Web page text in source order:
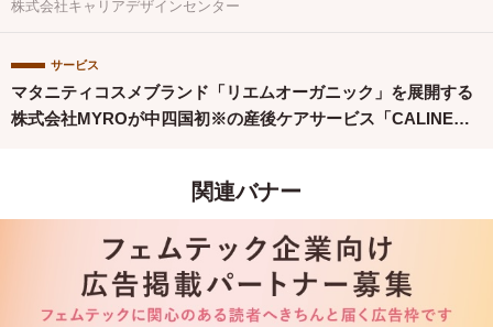
ト【第134回】
株式会社キャリアデザインセンター
サービス
マタニティコスメブランド「リエムオーガニック」を展開する
株式会社MYROが中四国初※の産後ケアサービス「CALINE」
関連バナー